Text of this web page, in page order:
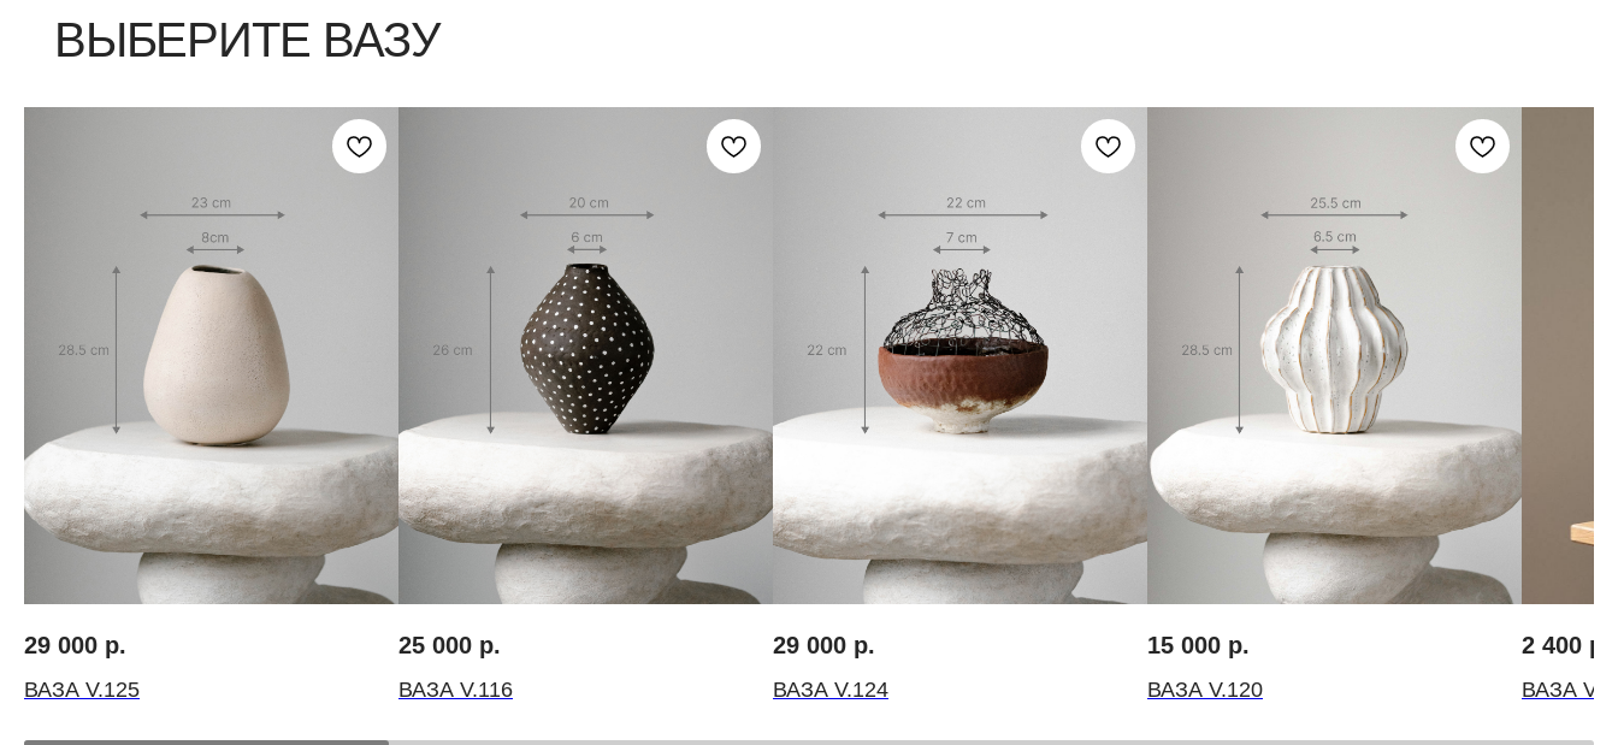
29 000 р.
ВАЗА V.125
25 000 р.
ВАЗА V.116
29 000 р.
ВАЗА V.124
15 000 р.
ВАЗА V.120
2 400 р.
ВАЗА
О нас
Авторские букеты
Pinterest
Telegram
Запретграм
Договор-оферта
Вакансии
Моно-букеты
Политика конциденциальности
Корзины цветов
Шляпные коробки с цветами
Цветочный коворкинг
Личный кабинет
Контакты
Доставка
Свадебные букеты Инструкция по уходу
FLOWERNA ® Все права защищены
ИП Крылов Михаил Михайлович